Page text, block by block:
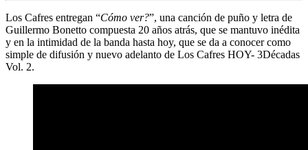
Los Cafres entregan “Cómo ver?”, una canción de puño y letra de
Guillermo Bonetto compuesta 20 años atrás, que se mantuvo inédita
y en la intimidad de la banda hasta hoy, que se da a conocer como
simple de difusión y nuevo adelanto de Los Cafres HOY- 3Décadas
Vol. 2.